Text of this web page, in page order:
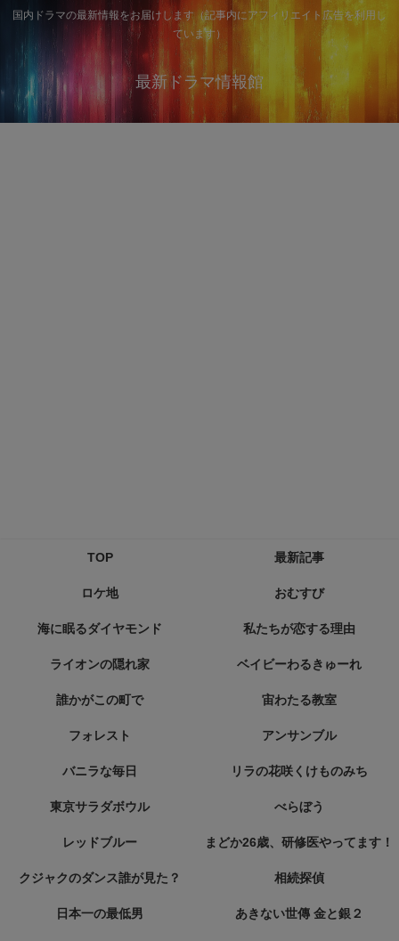
国内ドラマの最新情報をお届けします（記事内にアフィリエイト広告を利用し
ています）
最新ドラマ情報館
TOP 最新記事
ロケ地 おむすび
海に眠るダイヤモンド 私たちが恋する理由
ライオンの隠れ家 ベイビーわるきゅーれ
誰かがこの町で 宙わたる教室
フォレスト アンサンブル
バニラな毎日 リラの花咲くけものみち
東京サラダボウル べらぼう
レッドブルー まどか26歳、研修医やってます！
クジャクのダンス誰が見た？ 相続探偵
日本一の最低男 あきない世傳 金と銀２